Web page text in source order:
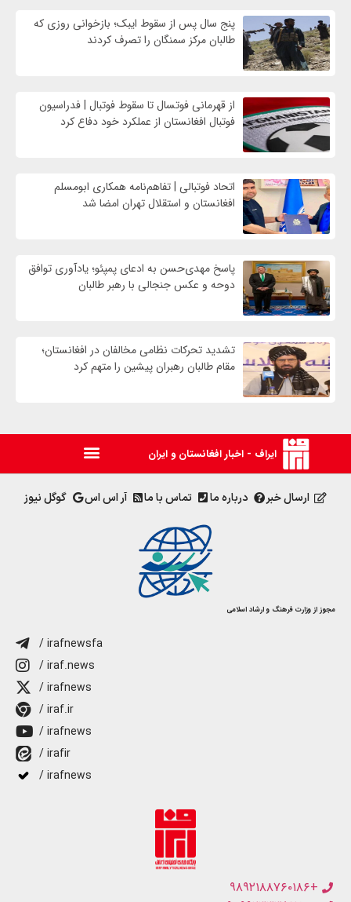
پنج سال پس از سقوط ایبک؛ بازخوانی روزی که
طالبان مرکز سمنگان را تصرف کردند
از قهرمانی فوتسال تا سقوط فوتبال | فدراسیون
فوتبال افغانستان از عملکرد خود دفاع کرد
اتحاد فوتبالی | تفاهم‌نامه همکاری ابومسلم
افغانستان و استقلال تهران امضا شد
پاسخ مهدی‌حسن به ادعای پمپئو؛ یادآوری توافق
دوحه و عکس جنجالی با رهبر طالبان
تشدید تحرکات نظامی مخالفان در افغانستان؛
مقام طالبان رهبران پیشین را متهم کرد
ایراف - اخبار افغانستان و ایران
ارسال خبر درباره ما تماس با ما آر اس اس گوگل نیوز
مجوز از وزارت فرهنگ و ارشاد اسلامی
/ irafnewsfa
/ iraf.news
/ irafnews
/ iraf.ir
/ irafnews
/ irafir
/ irafnews
+۹۸۹۲۱۸۸۷۶۰۱۸۶